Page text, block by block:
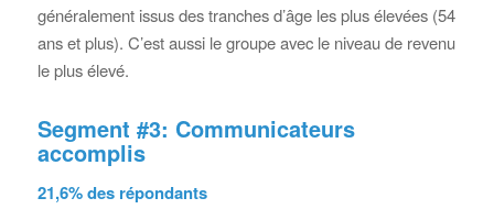
généralement issus des tranches d’âge les plus élevées (54
ans et plus). C’est aussi le groupe avec le niveau de revenu
le plus élevé.
Segment #3: Communicateurs
accomplis
21,6% des répondants